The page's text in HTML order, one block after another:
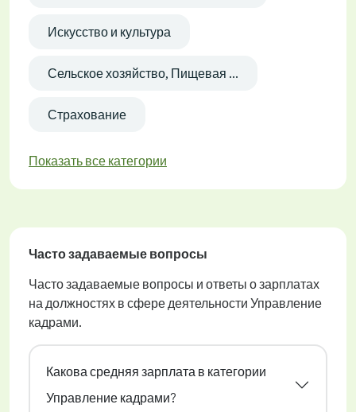
Искусство и культура
Сельское хозяйство, Пищевая ...
Страхование
Показать все категории
Часто задаваемые вопросы
Часто задаваемые вопросы и ответы о зарплатах
на должностях в сфере деятельности Управление
кадрами.
Какова средняя зарплата в категории
Управление кадрами?